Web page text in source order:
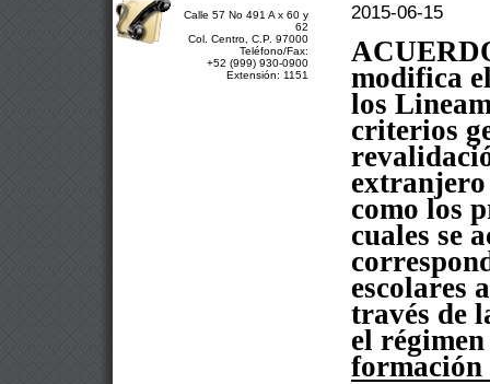
Calle 57 No 491 A x 60 y
62
Col. Centro, C.P. 97000
Teléfono/Fax:
+52 (999) 930-0900
Extensión: 1151
2015-06-15
modifica
los
criterios
extranjero
como los
cuales se
escolares
través de
el